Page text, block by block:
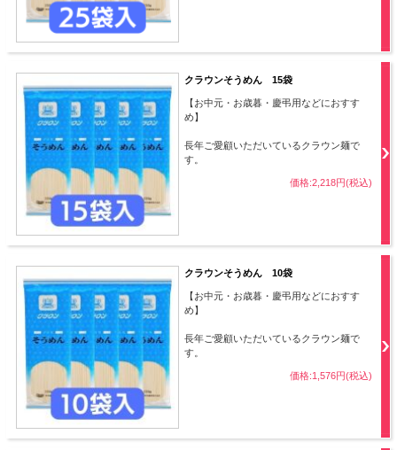
クラウンそうめん 15袋
【お中元・お歳暮・慶弔用などにおすす
め】
長年ご愛顧いただいているクラウン麺で
す。
価格:2,218円(税込)
クラウンそうめん 10袋
【お中元・お歳暮・慶弔用などにおすす
め】
長年ご愛顧いただいているクラウン麺で
す。
価格:1,576円(税込)